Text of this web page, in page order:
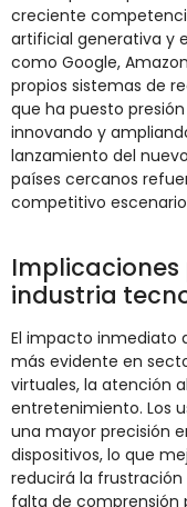
creciente
artificial generativa y
como Google,
propios sistemas de
que ha puesto
innovando y
lanzamiento del
países cercanos
competitivo
Implicaciones
industria
El impacto inmediato
más evidente en
virtuales, la atención
entretenimiento. Los
una mayor precisión
dispositivos, lo que
reducirá la
falta de comprensión